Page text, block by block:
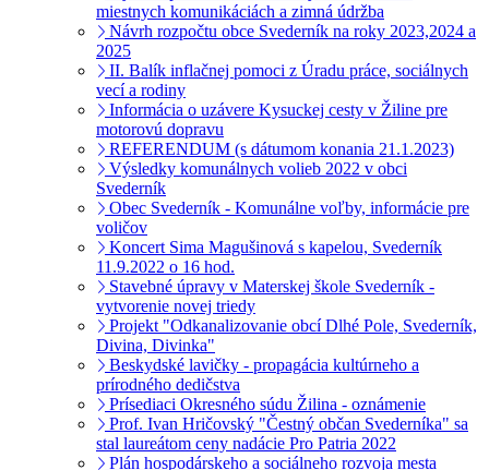
miestnych komunikáciách a zimná údržba
Návrh rozpočtu obce Svederník na roky 2023,2024 a
2025
II. Balík inflačnej pomoci z Úradu práce, sociálnych
vecí a rodiny
Informácia o uzávere Kysuckej cesty v Žiline pre
motorovú dopravu
REFERENDUM (s dátumom konania 21.1.2023)
Výsledky komunálnych volieb 2022 v obci
Svederník
Obec Svederník - Komunálne voľby, informácie pre
voličov
Koncert Sima Magušinová s kapelou, Svederník
11.9.2022 o 16 hod.
Stavebné úpravy v Materskej škole Svederník -
vytvorenie novej triedy
Projekt "Odkanalizovanie obcí Dlhé Pole, Svederník,
Divina, Divinka"
Beskydské lavičky - propagácia kultúrneho a
prírodného dedičstva
Prísediaci Okresného súdu Žilina - oznámenie
Prof. Ivan Hričovský "Čestný občan Svederníka" sa
stal laureátom ceny nadácie Pro Patria 2022
Plán hospodárskeho a sociálneho rozvoja mesta